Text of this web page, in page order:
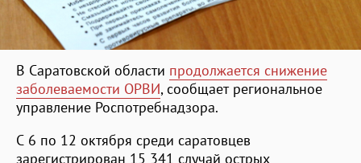
В Саратовской области продолжается снижение
заболеваемости ОРВИ, сообщает региональное
управление Роспотребнадзора.
С 6 по 12 октября среди саратовцев
зарегистрирован 15 341 случай острых